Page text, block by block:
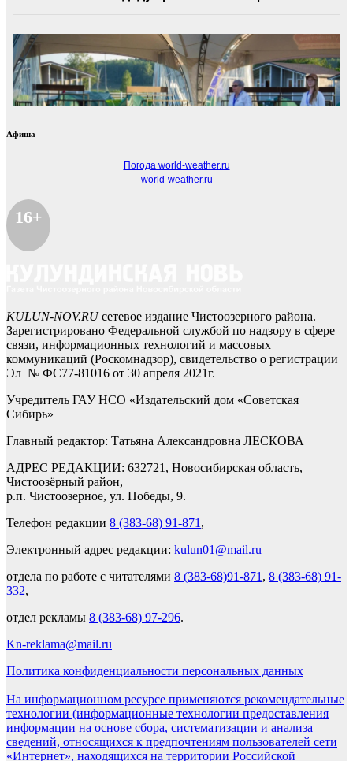
Афиша
Погода world-weather.ru
world-weather.ru
16+
KULUN-NOV.RUсетевое издание Чистоозерного района.
Зарегистрировано Федеральной службой по надзору в сфере
связи, информационных технологий и массовых
коммуникаций (Роскомнадзор), свидетельство о регистрации
Эл № ФС77-81016 от 30 апреля 2021г.
Учредитель ГАУ НСО «Издательский дом «Советская
Сибирь»
Главный редактор: Татьяна Александровна ЛЕСКОВА
АДРЕС РЕДАКЦИИ: 632721, Новосибирская область,
Чистоозёрный район,
р.п. Чистоозерное, ул. Победы, 9.
Телефон редакции 8 (383-68) 91-871 ,
Электронный адрес редакции: kulun01@mail.ru
отдела по работе с читателями 8 (383-68)91-871 , 8 (383-68) 91-
332,
отдел рекламы 8 (383-68) 97-296.
Kn-reklama@mail.ru
Политика конфиденциальности персональных данных
На информационном ресурсе применяются рекомендательные
технологии (информационные технологии предоставления
информации на основе сбора, систематизации и анализа
сведений, относящихся к предпочтениям пользователей сети
«Интернет», находящихся на территории Российской